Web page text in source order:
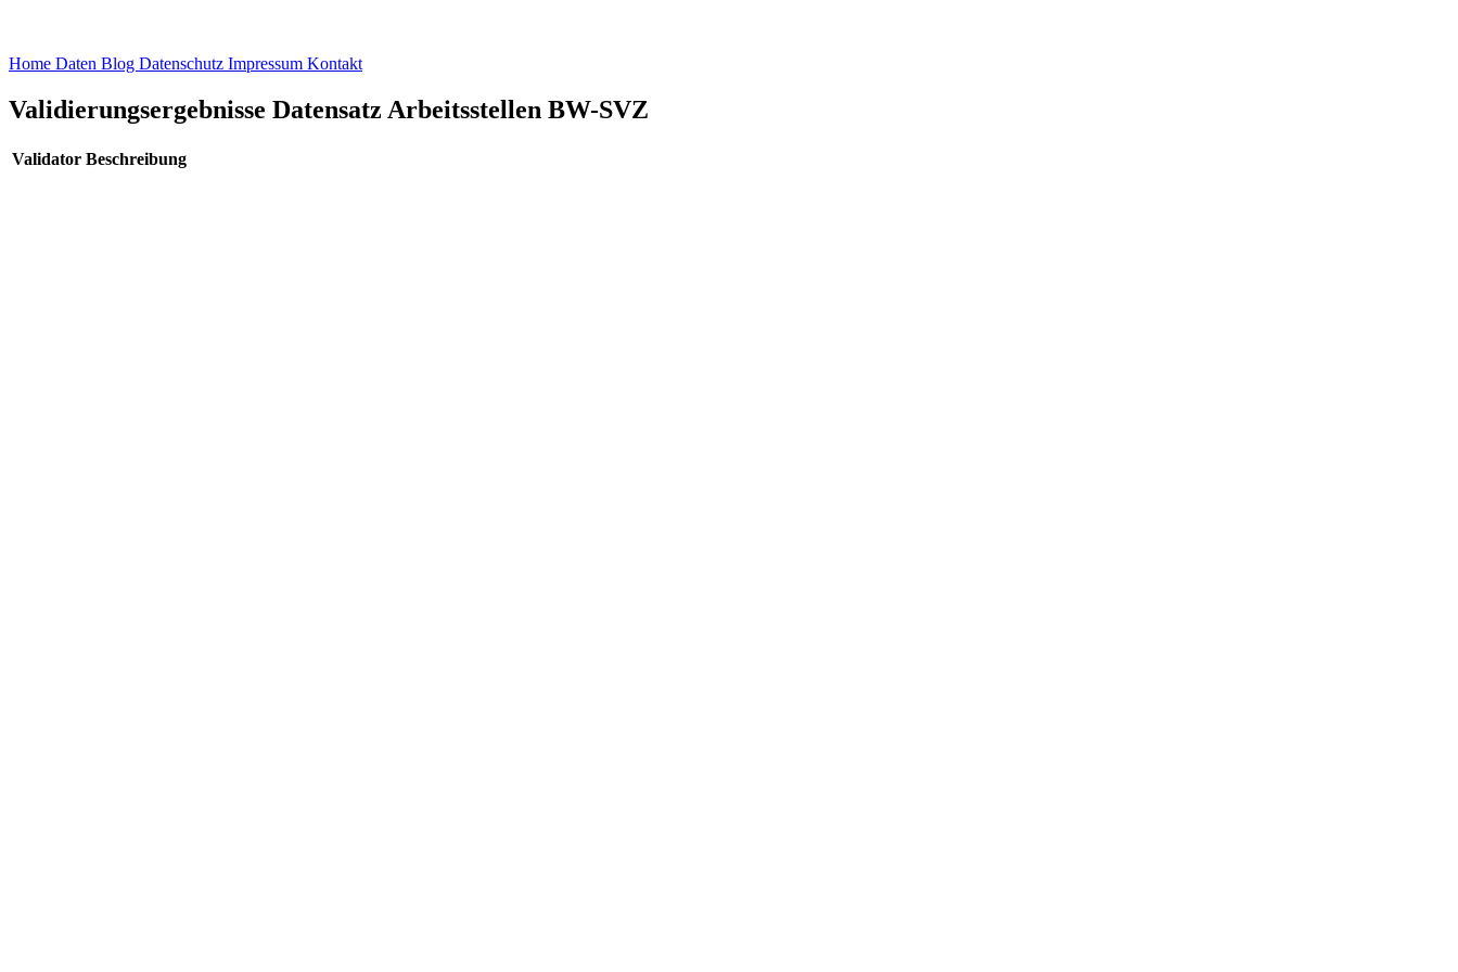
Home Daten Blog Datenschutz Impressum Kontakt
Validierungsergebnisse Datensatz Arbeitsstellen BW-SVZ
Validator Beschreibung